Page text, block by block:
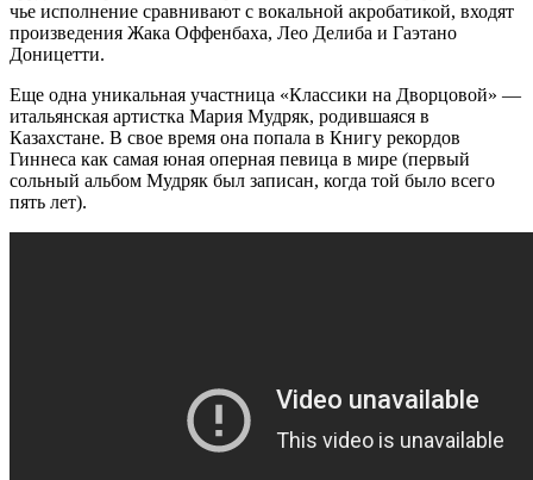
чье исполнение сравнивают с вокальной акробатикой, входят
произведения Жака Оффенбаха, Лео Делиба и Гаэтано
Доницетти.
Еще одна уникальная участница «Классики на Дворцовой» —
итальянская артистка Мария Мудряк, родившаяся в
Казахстане. В свое время она попала в Книгу рекордов
Гиннеса как самая юная оперная певица в мире (первый
сольный альбом Мудряк был записан, когда той было всего
пять лет).